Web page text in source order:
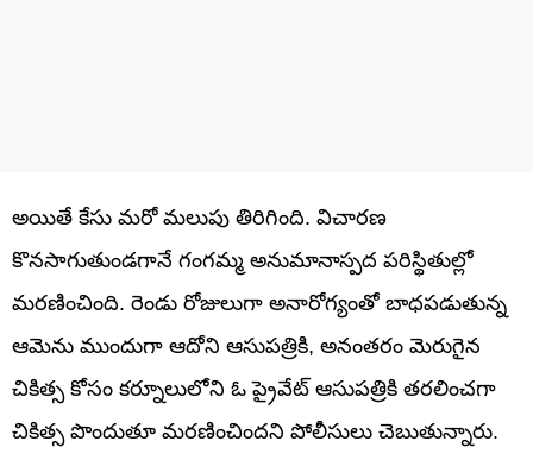
అయితే కేసు మరో మలుపు తిరిగింది. విచారణ
కొనసాగుతుండగానే గంగమ్మ అనుమానాస్పద పరిస్థితుల్లో
మరణించింది. రెండు రోజులుగా అనారోగ్యంతో బాధపడుతున్న
ఆమెను ముందుగా ఆదోని ఆసుపత్రికి, అనంతరం మెరుగైన
చికిత్స కోసం కర్నూలులోని ఓ ప్రైవేట్ ఆసుపత్రికి తరలించగా
చికిత్స పొందుతూ మరణించిందని పోలీసులు చెబుతున్నారు.